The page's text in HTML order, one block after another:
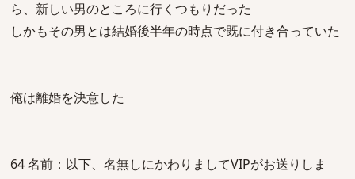
ら、新しい男のところに行くつもりだった
しかもその男とは結婚後半年の時点で既に付き合っていた
俺は離婚を決意した
64 名前：以下、名無しにかわりましてVIPがお送りしま